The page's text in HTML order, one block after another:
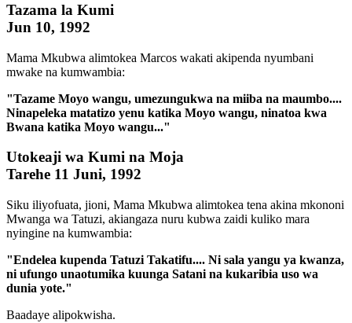
Tazama la Kumi
Jun 10, 1992
Mama Mkubwa alimtokea Marcos wakati akipenda nyumbani
mwake na kumwambia:
"Tazame Moyo wangu, umezungukwa na miiba na maumbo....
Ninapeleka matatizo yenu katika Moyo wangu, ninatoa kwa
Bwana katika Moyo wangu..."
Utokeaji wa Kumi na Moja
Tarehe 11 Juni, 1992
Siku iliyofuata, jioni, Mama Mkubwa alimtokea tena akina mkononi
Mwanga wa Tatuzi, akiangaza nuru kubwa zaidi kuliko mara
nyingine na kumwambia:
"Endelea kupenda Tatuzi Takatifu.... Ni sala yangu ya kwanza,
ni ufungo unaotumika kuunga Satani na kukaribia uso wa
dunia yote."
Baadaye alipokwisha.